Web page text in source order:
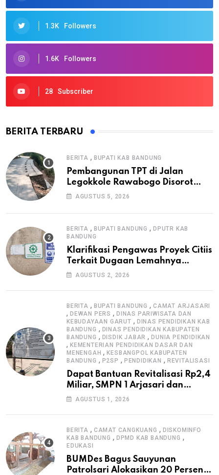
1.3K Followers
1.6K Followers
28 Subscriber
BERITA TERBARU
BERITA , BUPATI KAB BANDUNG
Pembangunan TPT di Jalan
Legokkole Rawabogo Disorot
Warga, Selesai Tanpa Papan
AGUSTUS 5, 2026
BERITA , BUPATI BANDUNG ,DPUTR KAB
BANDUNG
Klarifikasi Pengawas Proyek Citiis
Terkait Dugaan Lemahnya
Pengawasan K3
AGUSTUS 2, 2026
BERITA , BUPATI BANDUNG ,CAMAT ARJASARI
, DEWAN PERS , DINAS PARIWISATA DAN
KEBUDAYAAN GARUT , DINAS PENDIDIKAN KAB
BANDUNG , DINAS PENDIDIKAN KABUPATEN
BANDUNG , DISDIK JABAR ,DUNIA PENDIDIKAN
, KEMENTERIAN PENDIDIKAN DASAR DAN
MENENGAH ,KESBANGPOL KABUPATEN
BANDUNG , P2SP , PENDIDIKAN , REVITALISASI
Dapat Bantuan Revitalisasi Rp2,4
Miliar, SMPN 1 Arjasari dan
Masyarakat Sambut Antusias
AGUSTUS 1, 2026
BERITA , CAMAT CANGKUANG , DISKOMINFO
KAB BANDUNG , DPMD KAB BANDUNG ,
EDUKASI
BUMDes Bagus Sauyunan
Patrolsari Alokasikan 20 Persen